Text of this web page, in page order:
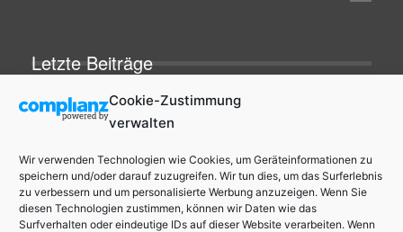
Cookie-Zustimmung
verwalten
Wir verwenden Technologien wie Cookies, um Geräteinformationen zu
speichern und/oder darauf zuzugreifen. Wir tun dies, um das Surferlebnis
zu verbessern und um personalisierte Werbung anzuzeigen. Wenn Sie
diesen Technologien zustimmen, können wir Daten wie das
Surfverhalten oder eindeutige IDs auf dieser Website verarbeiten. Wenn
Letzte Beiträge
Auf AppsfuerKinder.de werden regelmäßig hochwertige,
lustige, kreative und Pädagogisch wertvolle Apps für Kinder
vorgestellt.